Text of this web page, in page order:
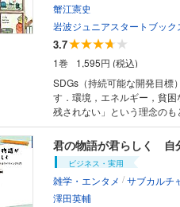
蟹江憲史
岩波ジュニアスタートブック
3.7
1巻
1,595円 (税込)
SDGs（持続可能な開発目標
す．環境，エネルギー，貧
残されない」という理念の
会・環境にまたがる17の目
す．※この電子書籍は「固定
トなど大きなディスプレイを
た，文字だけを拡大するこ
引用などの機能は使用できま
君の物語が君らしく 自
ビジネス・実用
雑学・エンタメ /サブカルチ
澤田英輔